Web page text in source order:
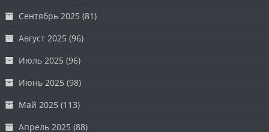
Сентябрь 2025 (81)
Август 2025 (96)
Июль 2025 (96)
Июнь 2025 (98)
Май 2025 (113)
Апрель 2025 (88)